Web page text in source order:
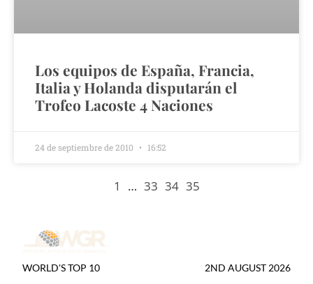
Los equipos de España, Francia,
Italia y Holanda disputarán el
Trofeo Lacoste 4 Naciones
24 de septiembre de 2010 16:52
1 … 33 34 35